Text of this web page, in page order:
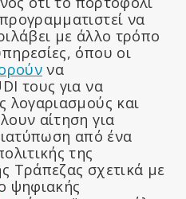
να
με άλλο τρόπο
όπου οι
να
τους για να
λογαριασμούς και
αίτηση για
από ένα
της
Τράπεζας σχετικά με
ψηφιακής